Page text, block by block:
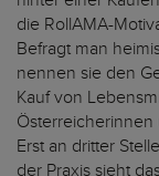
die RollAMA-
Befragt man
nennen sie den
Kauf von
Erst an dritter
der Praxis sieht